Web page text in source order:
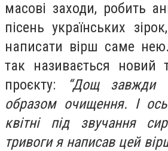
масові заходи, робить
пісень українських
написати вірш саме
так називається новий
проєкту:
“Дощ завжди
образом очищення. І
квітні під звучання
тривоги я написав цей